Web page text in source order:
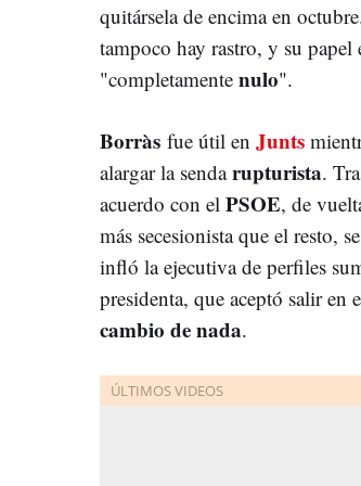
quitársela de encima en
tampoco hay rastro, y su papel
"completamente nulo".
Borràs fue útil en Junts
alargar la sendarupturista.
acuerdo con el PSOE, de
más secesionista que el resto,
infló la ejecutiva de perfiles
presidenta, que aceptó salir en
cambio de nada.